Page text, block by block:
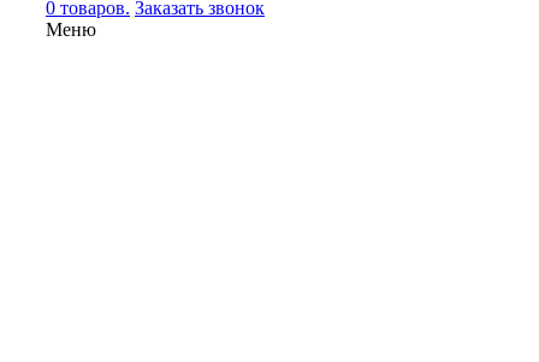
0 товаров. Заказать звонок
Меню